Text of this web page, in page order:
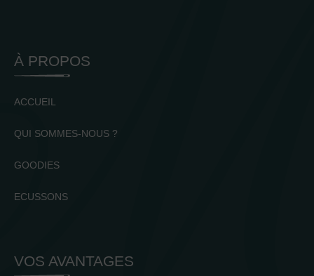
À PROPOS
ACCUEIL
QUI SOMMES-NOUS ?
GOODIES
ECUSSONS
VOS AVANTAGES